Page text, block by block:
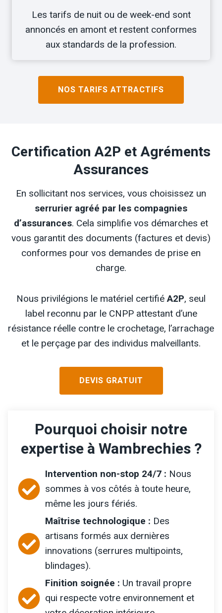
Les tarifs de nuit ou de week-end sont
annoncés en amont et restent conformes
aux standards de la profession.
NOS TARIFS ATTRACTIFS
Certification A2P et Agréments
Assurances
En sollicitant nos services, vous choisissez un
serrurier agréé par les compagnies
d’assurances. Cela simplifie vos démarches et
vous garantit des documents (factures et devis)
conformes pour vos demandes de prise en
charge.
Nous privilégions le matériel certifiéA2P, seul
label reconnu par le CNPP attestant d’une
résistance réelle contre le crochetage, l’arrachage
et le perçage par des individus malveillants.
DEVIS GRATUIT
Pourquoi choisir notre
expertise à Wambrechies ?
Intervention non-stop 24/7 : Nous
sommes à vos côtés à toute heure,
même les jours fériés.
Maîtrise technologique : Des
artisans formés aux dernières
innovations (serrures multipoints,
blindages).
Finition soignée : Un travail propre
qui respecte votre environnement et